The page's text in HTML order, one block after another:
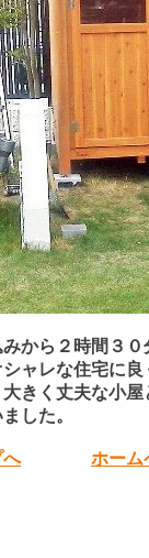
から２時間３０
ャレな住宅に良
きく丈夫な小屋
した。
へ ホーム